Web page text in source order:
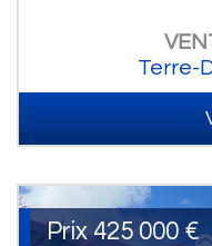
Terre-
Prix 425 000 €